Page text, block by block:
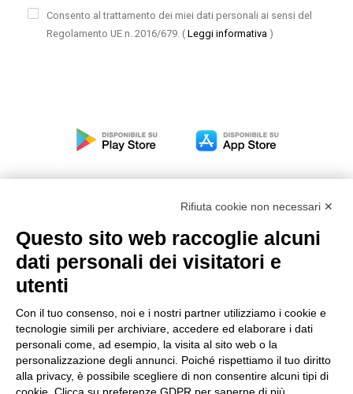
Consento al trattamento dei miei dati personali ai sensi del
Regolamento UE n. 2016/679. ( Leggi informativa )
Modello organizzativo, gestione e controllo – D. lgs.
231/2001
Condizioni generali di vendita DKC Power Solutions
Condizioni generali di acquisto
Codice etico
Rifiuta cookie non necessari ✕
Questo sito web raccoglie alcuni
dati personali dei visitatori e
utenti
Con il tuo consenso, noi e i nostri partner utilizziamo i cookie e
tecnologie simili per archiviare, accedere ed elaborare i dati
personali come, ad esempio, la visita al sito web o la
personalizzazione degli annunci. Poiché rispettiamo il tuo diritto
alla privacy, è possibile scegliere di non consentire alcuni tipi di